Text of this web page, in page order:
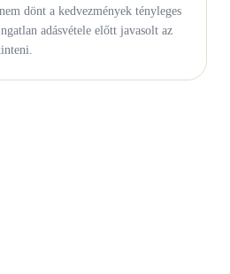
dönt a kedvezmények tényleges
adásvétele előtt javasolt az